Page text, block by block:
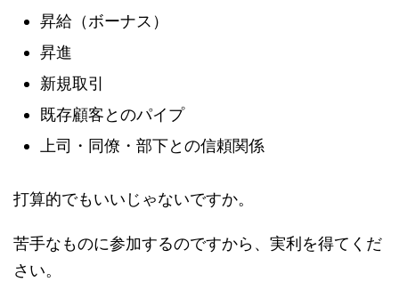
昇給（ボーナス）
昇進
新規取引
既存顧客とのパイプ
上司・同僚・部下との信頼関係
打算的でもいいじゃないですか。
苦手なものに参加するのですから、実利を得てくだ
さい。